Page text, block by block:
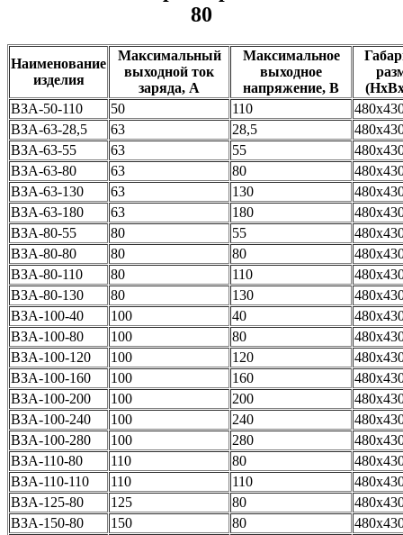
80
Наименование
изделия
Максимальный
выходной ток
заряда, А
Максимальное
выходное
напряжение, В
ВЗА-50-110
50 110
ВЗА-63-28,5
63 28,5
ВЗА-63-55
63 55
ВЗА-63-80
63 80
ВЗА-63-130
63 130
ВЗА-63-180
63 180
ВЗА-80-55
80 55
ВЗА-80-80
80 80
ВЗА-80-110
80 110
ВЗА-80-130
80 130
ВЗА-100-40
100 40
ВЗА-100-80
100 80
ВЗА-100-120
100 120
ВЗА-100-160
100 160
ВЗА-100-200
100 200
ВЗА-100-240
100 240
ВЗА-100-280
100 280
ВЗА-110-80
110 80
ВЗА-110-110
110 110
ВЗА-125-80
125 80
ВЗА-150-80
150 80